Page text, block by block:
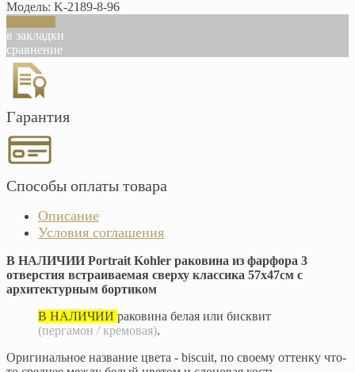
Модель: K-2189-8-96
в закладки
сравнение
Гарантия
Способы оплаты товара
Описание
Условия соглашения
В НАЛИЧИИ Portrait Kohler раковина из фарфора 3
отверстия встраиваемая сверху классика 57х47см с
архитектурным бортиком
В НАЛИЧИИ раковина белая или бисквит
(пергамон / кремовая).
Оригинальное название цвета - biscuit, по своему оттенку что-